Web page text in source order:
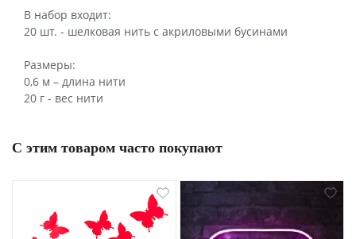
В набор входит:
20 шт. - шелковая нить с акриловыми бусинами
Размеры:
0,6 м – длина нити
20 г - вес нити
С этим товаром часто покупают